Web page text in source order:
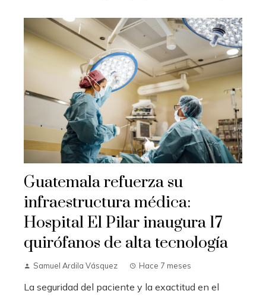
Guatemala refuerza su
infraestructura médica:
Hospital El Pilar inaugura 17
quirófanos de alta tecnología
Samuel Ardila Vásquez Hace 7 meses
La seguridad del paciente y la exactitud en el